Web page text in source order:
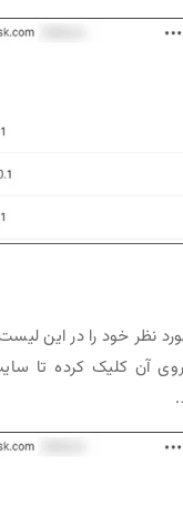
نظر خود را در این
آن کلیک کرده تا